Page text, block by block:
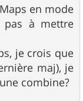
en mode
pas à mettre
je crois que
maj), je
combine?